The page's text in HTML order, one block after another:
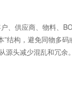
供应商、物料、
”结构，避免同物多
头减少混乱和冗余。